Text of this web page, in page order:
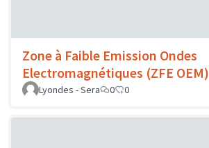
Zone à Faible Emission Ondes
Electromagnétiques (ZFE OEM)
Lyondes - Sera
0 0